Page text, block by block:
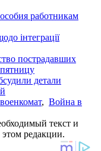
работникам
інтеграції
пострадавших
детали
военкомат, Война в
текст и
редакции.